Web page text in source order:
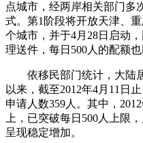
点城市，经两岸相关部门多
式。第1阶段将开放天津、
个城市，并于4月28日启动
理送件，每日500人的配额也
依移民部门统计，大陆居
以来，截至2012年4月11日
申请人数359人。其中，
上，已突破每日500人上限
呈现稳定增加。